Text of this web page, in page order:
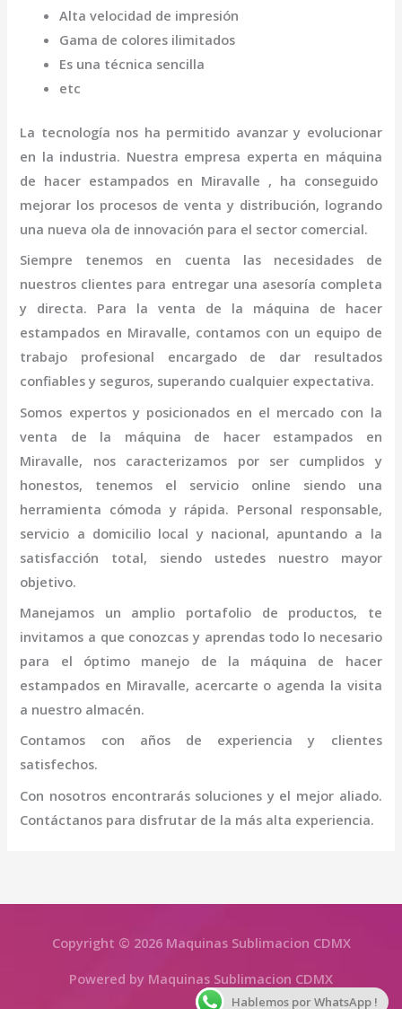
Alta velocidad de impresión
Gama de colores ilimitados
Es una técnica sencilla
etc
La tecnología nos ha permitido avanzar y evolucionar
en la industria. Nuestra empresa experta en máquina
de hacer estampados en Miravalle , ha conseguido
mejorar los procesos de venta y distribución, logrando
una nueva ola de innovación para el sector comercial.
Siempre tenemos en cuenta las necesidades de
nuestros clientes para entregar una asesoría completa
y directa. Para la venta de la máquina de hacer
estampados en Miravalle, contamos con un equipo de
trabajo profesional encargado de dar resultados
confiables y seguros, superando cualquier expectativa.
Somos expertos y posicionados en el mercado con la
venta de la máquina de hacer estampados en
Miravalle, nos caracterizamos por ser cumplidos y
honestos, tenemos el servicio online siendo una
herramienta cómoda y rápida. Personal responsable,
servicio a domicilio local y nacional, apuntando a la
satisfacción total, siendo ustedes nuestro mayor
objetivo.
Manejamos un amplio portafolio de productos, te
invitamos a que conozcas y aprendas todo lo necesario
para el óptimo manejo de la máquina de hacer
estampados en Miravalle, acercarte o agenda la visita
a nuestro almacén.
Contamos con años de experiencia y clientes
satisfechos.
Con nosotros encontrarás soluciones y el mejor aliado.
Contáctanos para disfrutar de la más alta experiencia.
Copyright © 2026 Maquinas Sublimacion CDMX
Powered by Maquinas Sublimacion CDMX
Hablemos por WhatsApp !